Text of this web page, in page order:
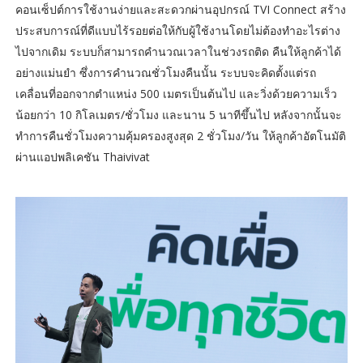
คอนเซ็ปต์การใช้งานง่ายและสะดวกผ่านอุปกรณ์ TVI Connect สร้าง
ประสบการณ์ที่ดีแบบไร้รอยต่อให้กับผู้ใช้งานโดยไม่ต้องทำอะไรต่าง
ไปจากเดิม ระบบก็สามารถคำนวณเวลาในช่วงรถติด คืนให้ลูกค้าได้
อย่างแม่นยำ ซึ่งการคำนวณชั่วโมงคืนนั้น ระบบจะคิดตั้งแต่รถ
เคลื่อนที่ออกจากตำแหน่ง 500 เมตรเป็นต้นไป และวิ่งด้วยความเร็ว
น้อยกว่า 10 กิโลเมตร/ชั่วโมง และนาน 5 นาทีขึ้นไป หลังจากนั้นจะ
ทำการคืนชั่วโมงความคุ้มครองสูงสุด 2 ชั่วโมง/วัน ให้ลูกค้าอัตโนมัติ
ผ่านแอปพลิเคชัน Thaivivat